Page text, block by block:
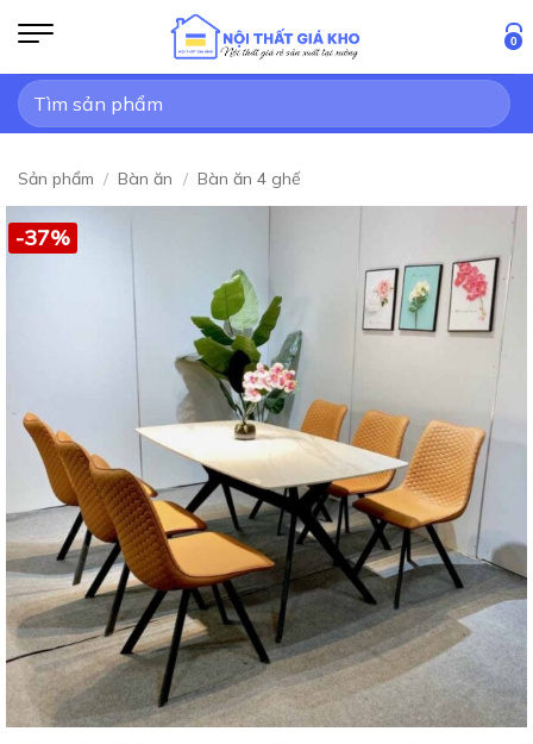
qua
nội
dung
0
Tìm
kiếm:
Sản phẩm / Bàn ăn / Bàn ăn 4 ghế
-37%